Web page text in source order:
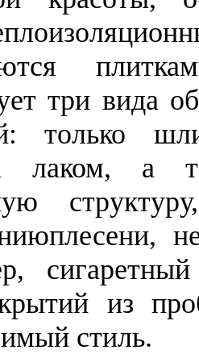
три вида
только
лаком, а
из
стиль.